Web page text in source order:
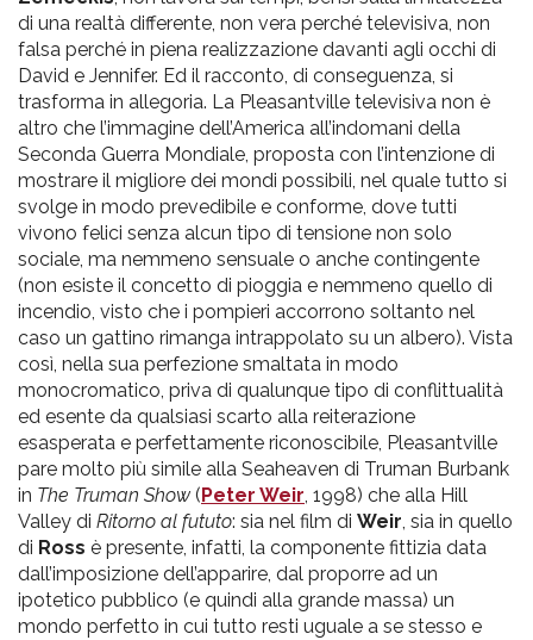
di una realtà differente, non vera perché televisiva, non
falsa perché in piena realizzazione davanti agli occhi di
David e Jennifer. Ed il racconto, di conseguenza, si
trasforma in allegoria. La Pleasantville televisiva non è
altro che l’immagine dell’America all’indomani della
Seconda Guerra Mondiale, proposta con l’intenzione di
mostrare il migliore dei mondi possibili, nel quale tutto si
svolge in modo prevedibile e conforme, dove tutti
vivono felici senza alcun tipo di tensione non solo
sociale, ma nemmeno sensuale o anche contingente
(non esiste il concetto di pioggia e nemmeno quello di
incendio, visto che i pompieri accorrono soltanto nel
caso un gattino rimanga intrappolato su un albero). Vista
così, nella sua perfezione smaltata in modo
monocromatico, priva di qualunque tipo di conflittualità
ed esente da qualsiasi scarto alla reiterazione
esasperata e perfettamente riconoscibile, Pleasantville
pare molto più simile alla Seaheaven di Truman Burbank
in The Truman Show (Peter Weir, 1998) che alla Hill
Valley di Ritorno al fututo: sia nel film di Weir, sia in quello
di Ross è presente, infatti, la componente fittizia data
dall’imposizione dell’apparire, dal proporre ad un
ipotetico pubblico (e quindi alla grande massa) un
mondo perfetto in cui tutto resti uguale a se stesso e